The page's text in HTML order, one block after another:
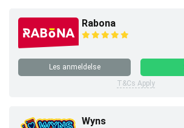
Rabona
Les anmeldelse
T&Cs Apply
Wyns